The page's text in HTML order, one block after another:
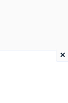
×